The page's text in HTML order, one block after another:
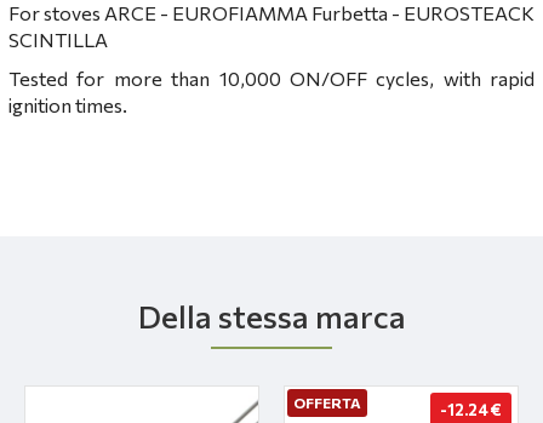
For stoves ARCE - EUROFIAMMA Furbetta - EUROSTEACK
SCINTILLA
Tested for more than 10,000 ON/OFF cycles, with rapid
ignition times.
Della stessa marca
OFFERTA -12.24 €